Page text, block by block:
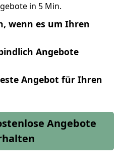
in 5 Min.
wenn es um Ihren
Angebote
Angebot für Ihren
Angebote